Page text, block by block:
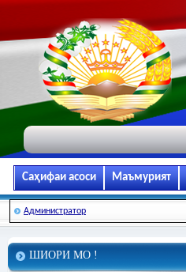
Саҳифаи асоси Маъмурият
Администратор
ШИОРИ МО !